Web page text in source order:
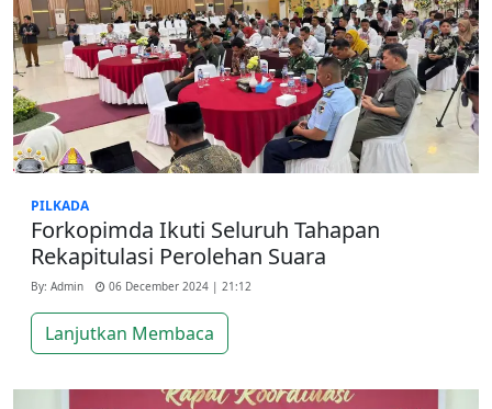
PILKADA
Forkopimda Ikuti Seluruh Tahapan
Rekapitulasi Perolehan Suara
By: Admin 06 December 2024 | 21:12
Lanjutkan Membaca